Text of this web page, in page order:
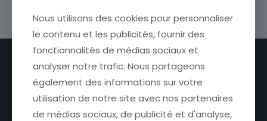
Liens utiles
Nous utilisons des cookies pour personnaliser
le contenu et les publicités, fournir des
fonctionnalités de médias sociaux et
analyser notre trafic. Nous partageons
également des informations sur votre
utilisation de notre site avec nos partenaires
de médias sociaux, de publicité et d'analyse,